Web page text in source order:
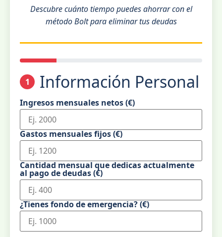
Descubre cuánto tiempo puedes ahorrar con el
método Bolt para eliminar tus deudas
1 Información Personal
Ingresos mensuales netos (€)
Gastos mensuales fijos (€)
Cantidad mensual que dedicas actualmente
al pago de deudas (€)
¿Tienes fondo de emergencia? (€)